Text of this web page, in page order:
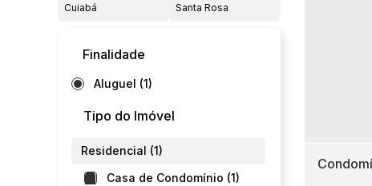
Cuiabá
Santa Rosa
Finalidade
Aluguel (1)
Tipo do Imóvel
Residencial (1)
Casa de Condomínio (1)